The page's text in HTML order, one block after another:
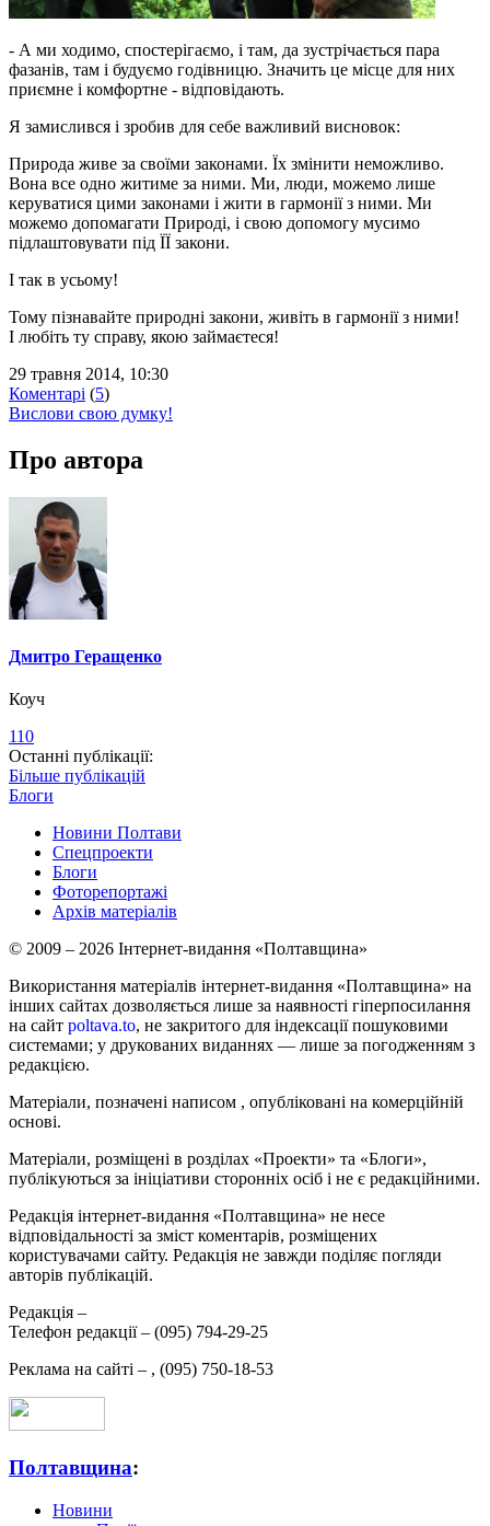
- А ми ходимо, спостерігаємо, і там, да зустрічається пара
фазанів, там і будуємо годівницю. Значить це місце для них
приємне і комфортне - відповідають.
Я замислився і зробив для себе важливий висновок:
Природа живе за своїми законами. Їх змінити неможливо.
Вона все одно житиме за ними. Ми, люди, можемо лише
керуватися цими законами і жити в гармонії з ними. Ми
можемо допомагати Природі, і свою допомогу мусимо
підлаштовувати під ЇЇ закони.
І так в усьому!
Тому пізнавайте природні закони, живіть в гармонії з ними!
І любіть ту справу, якою займаєтеся!
29 травня 2014, 10:30
Коментарі (5)
Вислови свою думку!
Про автора
Дмитро Геращенко
Коуч
110
Останні публікації:
Більше публікацій
Блоги
Новини Полтави
Спецпроекти
Блоги
Фоторепортажі
Архів матеріалів
© 2009 – 2026 Інтернет-видання «Полтавщина»
Використання матеріалів інтернет-видання «Полтавщина» на
інших сайтах дозволяється лише за наявності гіперпосилання
на сайт poltava.to, не закритого для індексації пошуковими
системами; у друкованих виданнях — лише за погодженням з
редакцією.
Матеріали, позначені написом , опубліковані на комерційній
основі.
Матеріали, розміщені в розділах «Проекти» та «Блоги»,
публікуються за ініціативи сторонніх осіб і не є редакційними.
Редакція інтернет-видання «Полтавщина» не несе
відповідальності за зміст коментарів, розміщених
користувачами сайту. Редакція не завжди поділяє погляди
авторів публікацій.
Редакція –
Телефон редакції – (095) 794-29-25
Реклама на сайті – , (095) 750-18-53
Полтавщина:
Новини